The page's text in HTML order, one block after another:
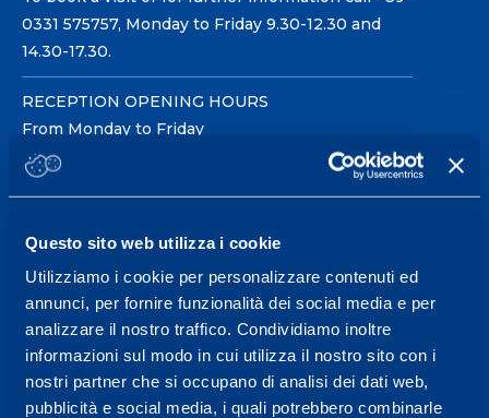
Questo sito web utilizza i cookie
Utilizziamo i cookie per personalizzare contenuti ed
annunci, per fornire funzionalità dei social media e per
analizzare il nostro traffico. Condividiamo inoltre
informazioni sul modo in cui utilizza il nostro sito con i
nostri partner che si occupano di analisi dei dati web,
pubblicità e social media, i quali potrebbero combinarle
0331 575757, Monday to Friday 9.30-12.30 and
14.30-17.30.
RECEPTION OPENING HOURS
From Monday to Friday
08.30 - 18.30
Service center for high
performance and well-
being.
More informations